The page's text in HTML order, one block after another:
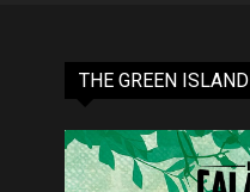
THE GREEN ISLAND